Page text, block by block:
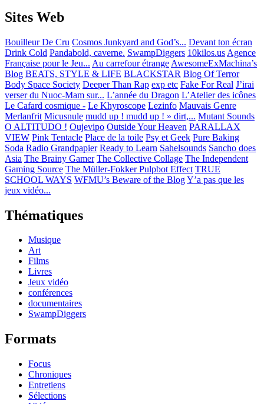
Sites Web
Bouilleur De Cru Cosmos Junkyard and God’s... Devant ton écran
Drink Cold Pandabold, caverne. SwampDiggers 10kilos.us Agence
Française pour le Jeu... Au carrefour étrange AwesomeExMachina’s
Blog BEATS, STYLE & LIFE BLACKSTAR Blog Of Terror
Body Space Society Deeper Than Rap exp etc Fake For Real J’irai
verser du Nuoc-Mam sur... L’année du Dragon L’Atelier des icônes
Le Cafard cosmique - Le Khyroscope Lezinfo Mauvais Genre
Merlanfrit Micusnule mudd up ! mudd up ! » dirt,... Mutant Sounds
O ALTITUDO ! Oujevipo Outside Your Heaven PARALLAX
VIEW Pink Tentacle Place de la toile Psy et Geek Pure Baking
Soda Radio Grandpapier Ready to Learn Sahelsounds Sancho does
Asia The Brainy Gamer The Collective Collage The Independent
Gaming Source The Müller-Fokker Pulpbot Effect TRUE
SCHOOL WAYS WFMU’s Beware of the BlogY’a pas que les
jeux vidéo...
Thématiques
Musique
Art
Films
Livres
Jeux vidéo
conférences
documentaires
SwampDiggers
Formats
Focus
Chroniques
Entretiens
Sélections